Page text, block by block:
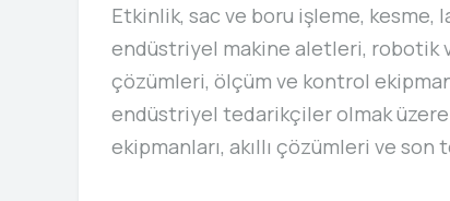
Etkinlik, sac ve boru işleme, kesme,
endüstriyel makine aletleri, robotik
çözümleri, ölçüm ve kontrol
endüstriyel tedarikçiler olmak
ekipmanları, akıllı çözümleri ve son